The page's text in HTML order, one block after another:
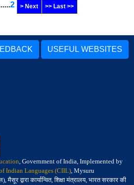
2 > Next >> Last >>
USEFUL WEBSITES
, Government of India, Implemented by
Indian Languages (CIIL), Mysuru
द्वारा कार्यान्वित, शिक्षा मंत्रालय, भारत सरकार की